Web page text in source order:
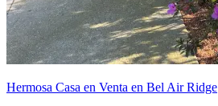
Hermosa Casa en Venta en Bel Air Ridge